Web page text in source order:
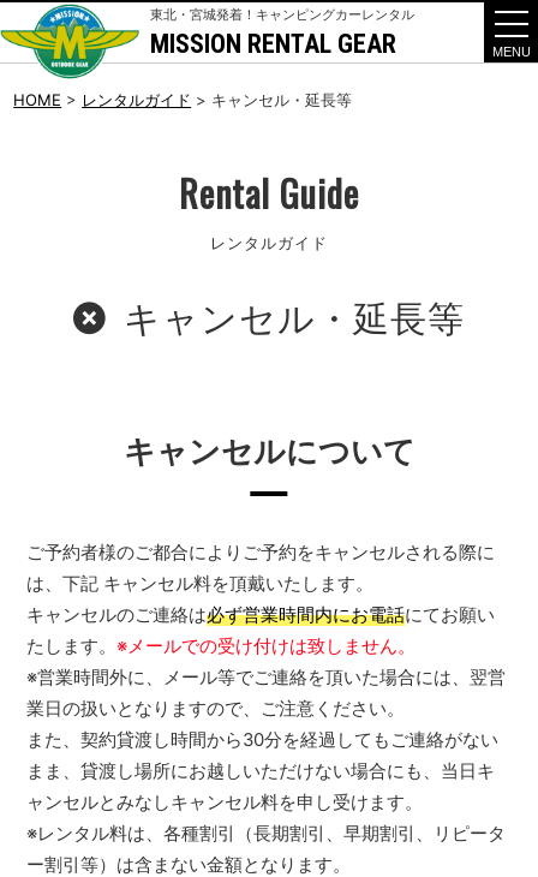
東北・宮城発着！キャンピングカーレンタル
MISSION RENTAL GEAR
t
o
HOME > レンタルガイド > キャンセル・延長等
Rental Guide
レンタルガイド
キャンセル・延長等
キャンセルについて
ご予約者様のご都合によりご予約をキャンセルされる際に
は、下記 キャンセル料を頂戴いたします。
キャンセルのご連絡は必ず営業時間内にお電話にてお願い
たします。※メールでの受け付けは致しません。
※営業時間外に、メール等でご連絡を頂いた場合には、翌営
業日の扱いとなりますので、ご注意ください。
また、契約貸渡し時間から30分を経過してもご連絡がない
まま、貸渡し場所にお越しいただけない場合にも、当日キ
ャンセルとみなしキャンセル料を申し受けます。
※レンタル料は、各種割引（長期割引、早期割引、リピータ
ー割引等）は含まない金額となります。